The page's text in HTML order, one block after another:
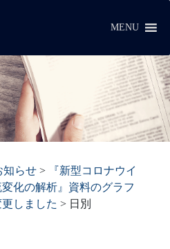
MENU
知らせ>
『新型コロナウイ
化の解析』資料のグラフ
しました > 日別